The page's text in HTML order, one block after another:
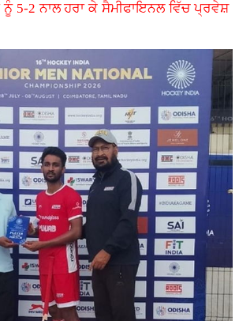
ਨੂੰ 5-2 ਨਾਲ ਹਰਾ ਕੇ ਸੈਮੀਫਾਇਨਲ ਵਿੱਚ ਪ੍ਰਵੇਸ਼